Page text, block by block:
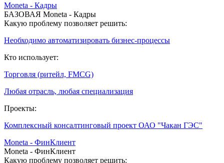
Moneta - Кадры
БАЗОВАЯ Moneta - Кадры
Какую проблему позволяет решить:
Необходимо автоматизировать бизнес-процессы
Кто использует:
Торговля (ритейл, FMCG)
Любая отрасль, любая специализация
Проекты:
Комплексный консалтинговый проект ОАО "Чакан ГЭС"
Moneta - ФинКлиент
Moneta - ФинКлиент
Какую проблему позволяет решить: